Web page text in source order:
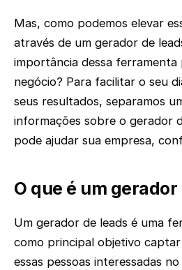
Mas, como podemos elevar
através de um gerador de
importância dessa ferramenta
negócio? Para facilitar o seu
seus resultados, separamos
informações sobre o gerador
pode ajudar sua empresa,
O que é um
Um gerador de leads é uma
como principal objetivo captar
essas pessoas interessadas